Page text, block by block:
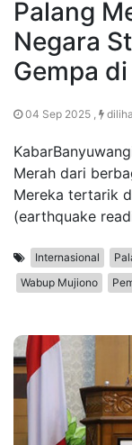
Palang
Negara
Gempa
04 Sep 2025 ,
Merah dari
Mereka tertarik
(earthquake
Internasional
Wabup Mujiono